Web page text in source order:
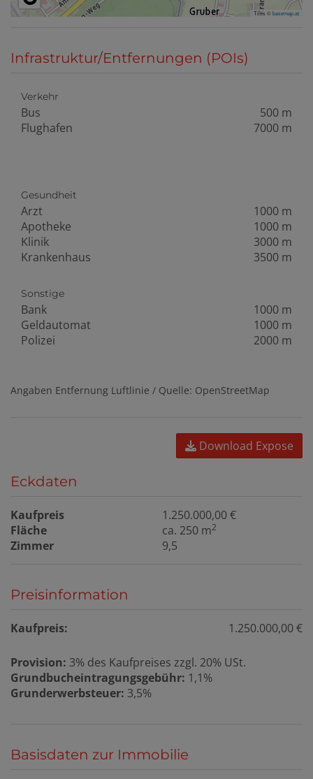
Tiles ©basemap.at
Infrastruktur/Entfernungen (POIs)
Verkehr
Bus
500 m
Flughafen
7000 m
Gesundheit
Arzt
1000 m
Apotheke
1000 m
Klinik
3000 m
Krankenhaus
3500 m
Sonstige
Bank
1000 m
Geldautomat
1000 m
Polizei
2000 m
Angaben Entfernung Luftlinie / Quelle: OpenStreetMap
Download Expose
Eckdaten
Kaufpreis
1.250.000,00 €
Fläche
ca. 250 m2
Zimmer 9,5
Preisinformation
Kaufpreis: 1.250.000,00 €
Provision: 3% des Kaufpreises zzgl. 20% USt.
Grundbucheintragungsgebühr: 1,1%
Grunderwerbsteuer: 3,5%
Basisdaten zur Immobilie